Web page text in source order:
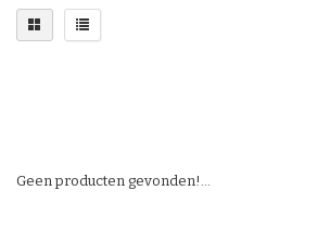
Geen producten gevonden!...